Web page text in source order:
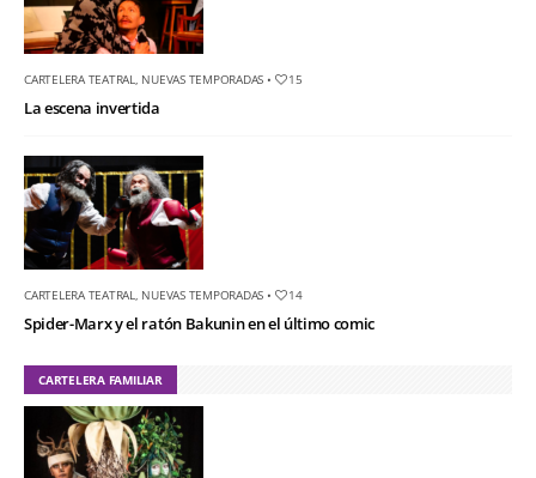
CARTELERA TEATRAL NUEVAS TEMPORADAS • 15
La escena invertida
CARTELERA TEATRAL NUEVAS TEMPORADAS • 14
Spider-Marx y el ratón Bakunin en el último comic
CARTELERA FAMILIAR